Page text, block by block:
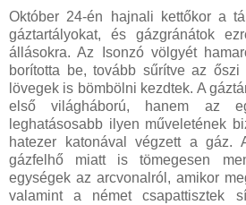
Október 24-én hajnali kettőkor a
gáztartályokat, és gázgránátok
állásokra. Az Isonzó völgyét
borította be, tovább sűrítve az
lövegek is bömbölni kezdtek. A
első világháború, hanem az
leghatásosabb ilyen műveletének
hatezer katonával végzett a gáz.
gázfelhő miatt is tömegesen
egységek az arcvonalról, amikor
valamint a német csapattisztek